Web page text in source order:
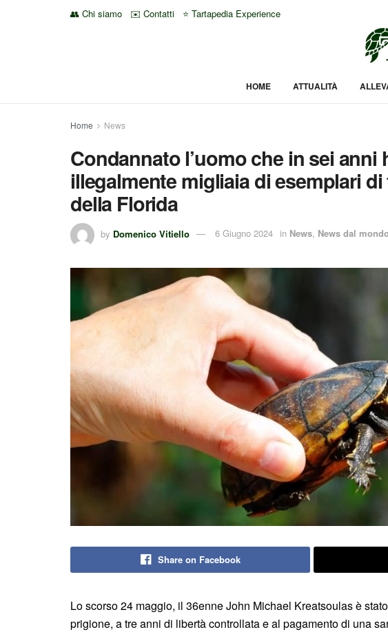
👥 Chi siamo ✉️ Contatti ⭐ Tartapedia Experience
HOME ATTUALITÀ
Home News
Condannato l’uomo che in sei anni
illegalmente migliaia di esemplari
della Florida
by Domenico Vitiello 6 Giugno 2024 in News, News dal
Share on Facebook
Lo scorso 24 maggio, il 36enne John Michael Kreatsoulas è
prigione, a tre anni di libertà controllata e al pagamento di una